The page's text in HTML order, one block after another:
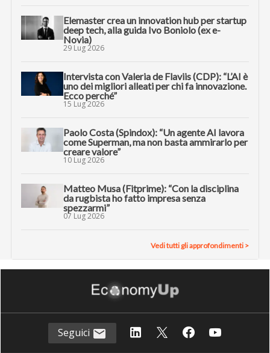
Elemaster crea un innovation hub per startup
deep tech, alla guida Ivo Boniolo (ex e-
Novia)
29 Lug 2026
Intervista con Valeria de Flaviis (CDP): “L’AI è
uno dei migliori alleati per chi fa innovazione.
Ecco perché”
15 Lug 2026
Paolo Costa (Spindox): “Un agente AI lavora
come Superman, ma non basta ammirarlo per
creare valore”
10 Lug 2026
Matteo Musa (Fitprime): “Con la disciplina
da rugbista ho fatto impresa senza
spezzarmi”
07 Lug 2026
Vedi tutti gli approfondimenti >
Seguici